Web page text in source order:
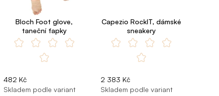
Bloch Foot glove,
taneční ťapky
482 Kč
Skladem podle variant
Capezio RockIT, dámské
sneakery
2 383 Kč
Skladem podle variant